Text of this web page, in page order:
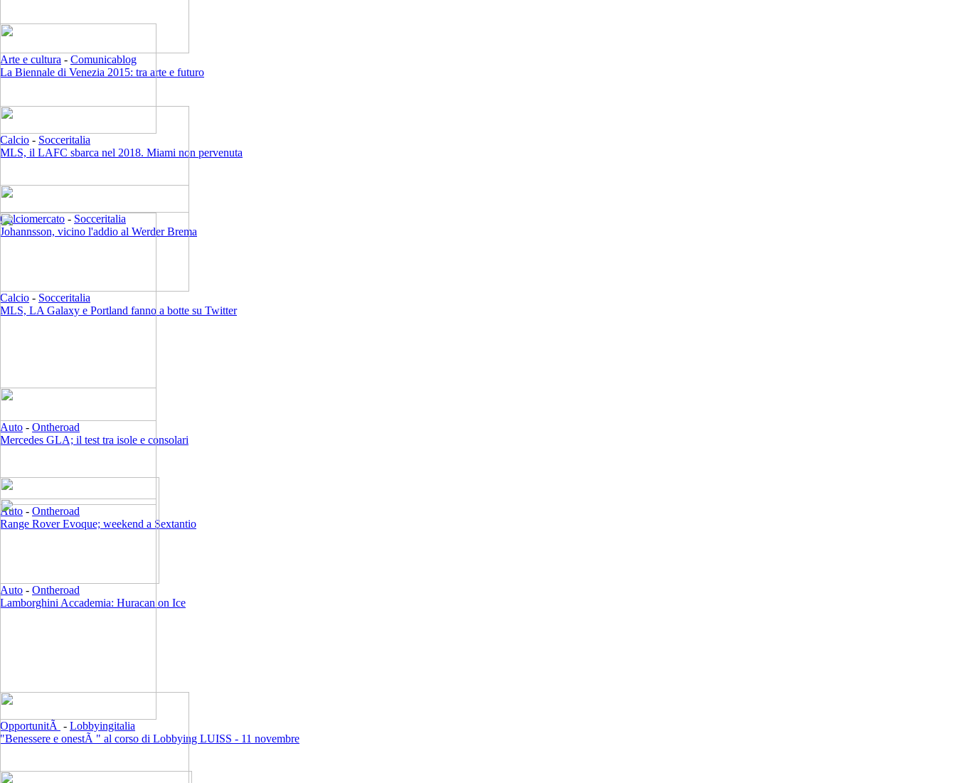
Arte e cultura - Comunicablog
La Biennale di Venezia 2015: tra arte e futuro
Calcio - Socceritalia
MLS, il LAFC sbarca nel 2018. Miami non pervenuta
Calciomercato - Socceritalia
Johannsson, vicino l'addio al Werder Brema
Calcio - Socceritalia
MLS, LA Galaxy e Portland fanno a botte su Twitter
Auto - Ontheroad
Mercedes GLA; il test tra isole e consolari
Auto - Ontheroad
Range Rover Evoque; weekend a Sextantio
Auto - Ontheroad
Lamborghini Accademia: Huracan on Ice
OpportunitÃ - Lobbyingitalia
"Benessere e onestÃ " al corso di Lobbying LUISS - 11 novembre